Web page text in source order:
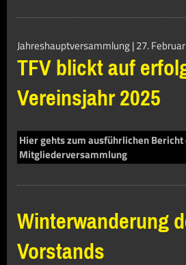
Jahreshauptversammlung | 27.
TFV blickt auf
Vereinsjahr 2025
Hier gehts zum ausführlichen
Mitgliederversammlung
Winterwanderung
Vorstands